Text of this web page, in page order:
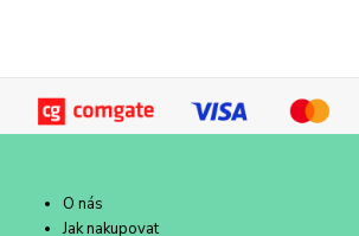
O nás
Jak nakupovat